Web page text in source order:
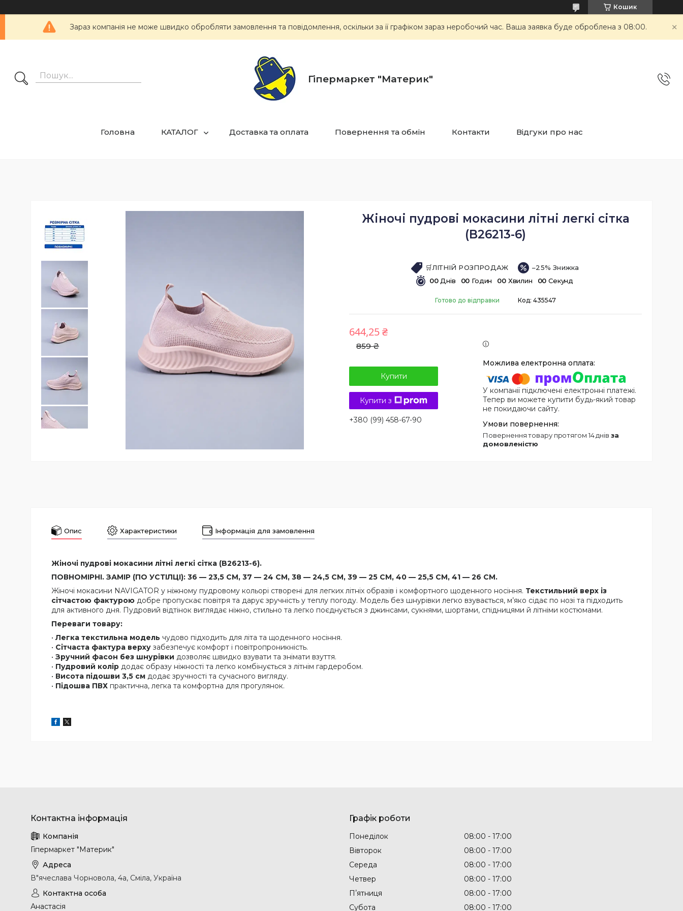
Кошик
Зараз компанія не може швидко обробляти замовлення та повідомлення, оскільки за її графіком зараз неробочий час. Ваша заявка буде оброблена з 08:00.
Гіпермаркет "Материк"
Головна КАТАЛОГ Доставка та оплата Повернення та обмін Контакти Відгуки про нас
Жіночі пудрові мокасини літні легкі сітка
(B26213-6)
🛒ЛІТНІЙ РОЗПРОДАЖ
–25%
00 Днів 00 Годин 00 Хвилин 00 Секунд
Готово до відправки Код: 435547
859 ₴
644,25 ₴
Купити
Купити з
+380 (99) 458-67-90
У компанії підключені електронні платежі.
Тепер ви можете купити будь-який товар
не покидаючи сайту.
повернення товару протягом 14 днів за
домовленістю
Опис Характеристики Інформація для замовлення
Жіночі пудрові мокасини літні легкі сітка (B26213-6).
ПОВНОМІРНІ. ЗАМІР (ПО УСТІЛЦІ): 36 — 23,5 СМ, 37 — 24 СМ, 38 — 24,5 СМ, 39 — 25 СМ, 40 — 25,5 СМ, 41 — 26 СМ.
Жіночі мокасини NAVIGATOR у ніжному пудровому кольорі створені для легких літніх образів і комфортного щоденного носіння. Текстильний верх із
сітчастою фактурою добре пропускає повітря та дарує зручність у теплу погоду. Модель без шнурівки легко взувається, м’яко сідає по нозі та підходить
для активного дня. Пудровий відтінок виглядає ніжно, стильно та легко поєднується з джинсами, сукнями, шортами, спідницями й літніми костюмами.
Переваги товару:
• Легка текстильна модель чудово підходить для літа та щоденного носіння.
• Сітчаста фактура верху забезпечує комфорт і повітропроникність.
• Зручний фасон без шнурівки дозволяє швидко взувати та знімати взуття.
• Пудровий колір додає образу ніжності та легко комбінується з літнім гардеробом.
• Висота підошви 3,5 см додає зручності та сучасного вигляду.
• Підошва ПВХ практична, легка та комфортна для прогулянок.
Гіпермаркет "Материк"
В"ячеслава Чорновола, 4а, Сміла, Україна
Анастасія
Графік роботи
Понеділок 08:00
17:00
Вівторок
08:00
17:00
Середа
08:00
17:00
Четвер
08:00
17:00
Пʼятниця
08:00
17:00
Субота
08:00 17:00